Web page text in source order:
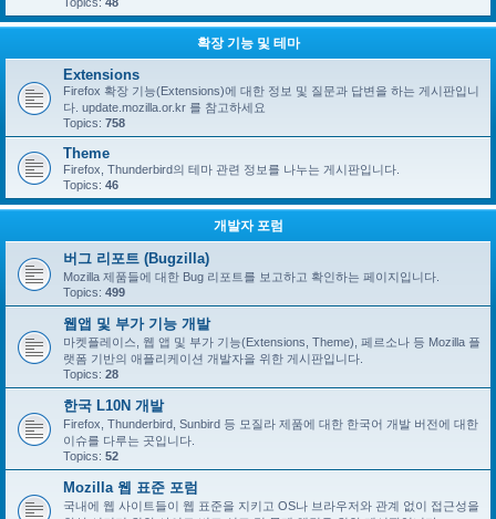
확장 기능 및 테마
Extensions
Firefox 확장 기능(Extensions)에 대한 정보 및 질문과 답변을 하는 게시판입니
다. update.mozilla.or.kr 를 참고하세요
Topics: 758
Theme
Firefox, Thunderbird의 테마 관련 정보를 나누는 게시판입니다.
Topics: 46
개발자 포럼
버그 리포트 (Bugzilla)
Mozilla 제품들에 대한 Bug 리포트를 보고하고 확인하는 페이지입니다.
Topics: 499
웹앱 및 부가 기능 개발
마켓플레이스, 웹 앱 및 부가 기능(Extensions, Theme), 페르소나 등 Mozilla 플
랫폼 기반의 애플리케이션 개발자을 위한 게시판입니다.
Topics: 28
한국 L10N 개발
Firefox, Thunderbird, Sunbird 등 모질라 제품에 대한 한국어 개발 버전에 대한
이슈를 다루는 곳입니다.
Topics: 52
Mozilla 웹 표준 포럼
국내에 웹 사이트들이 웹 표준을 지키고 OS나 브라우저와 관계 없이 접근성을